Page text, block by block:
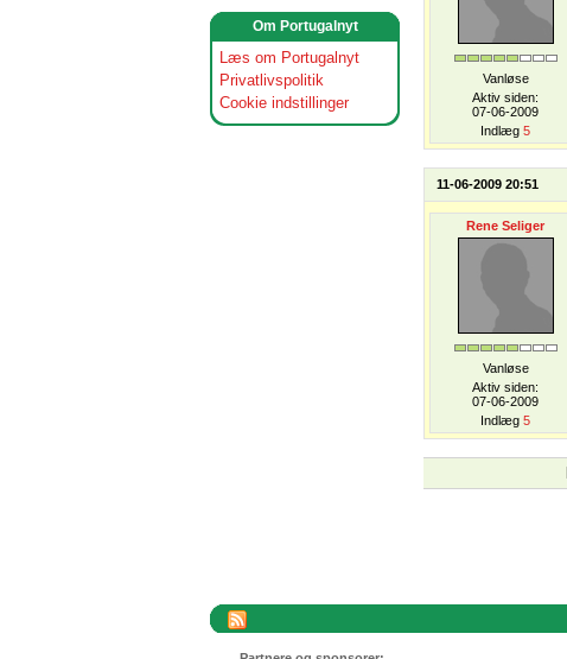
Om Portugalnyt
Læs om Portugalnyt
Privatlivspolitik
Cookie indstillinger
Vanløse
Aktiv siden:
07-06-2009
Indlæg 5
11-06-2009 20:51
Rene Seliger
Vanløse
Aktiv siden:
07-06-2009
Indlæg 5